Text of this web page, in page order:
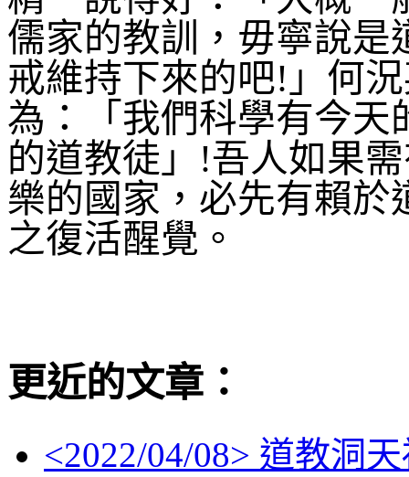
儒家的教訓，毋寧說是
戒維持下來的吧! 」何
為：「我們科學有今天
的道教徒」 !吾人如果
樂的國家，必先有賴於
之復活醒覺。
更近的文章：
<2022/04/08> 道教洞